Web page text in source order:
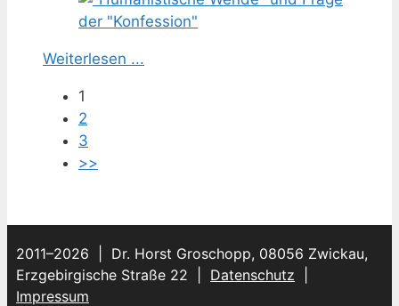
Weiterlesen ...
1
2
3
>>
2011–2026 | Dr. Horst Groschopp, 08056 Zwickau,
Erzgebirgische Straße 22 | Datenschutz
Impressum